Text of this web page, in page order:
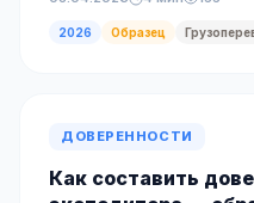
2026 Образец
ДОВЕРЕННОСТИ
Как составить